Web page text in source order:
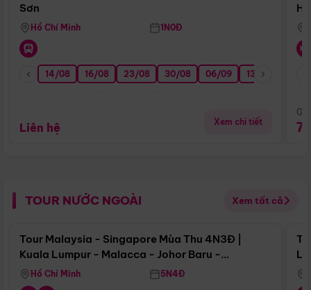
Sơn
Hồ Chí Minh 1N0Đ
14/08 16/08 23/08 30/08 06/09 13/09
Liên hệ Xem chi tiết
TOUR NƯỚC NGOÀI Xem tất cả
Điểm nổi bật
Tour Malaysia - Singapore Mùa Thu 4N3Đ |
Kuala Lumpur - Malacca - Johor Baru -
Singapore
Hồ Chí Minh 5N4Đ